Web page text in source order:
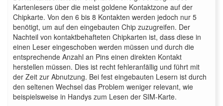
Kartenlesers über die meist goldene Kontaktzone auf der
Chipkarte. Von den 6 bis 8 Kontakten werden jedoch nur 5
benötigt, um auf den eingebauten Chip zuzugreifen. Der
Nachteil von kontaktbehafteten Chipkarten ist, dass diese in
einen Leser eingeschoben werden müssen und durch die
entsprechende Anzahl an Pins einen direkten Kontakt
herstellen müssen. Dies ist recht fehleranfällig und führt mit
der Zeit zur Abnutzung. Bei fest eingebauten Lesern ist durch
den seltenen Wechsel das Problem weniger relevant, wie
beispielsweise in Handys zum Lesen der SIM-Karte.